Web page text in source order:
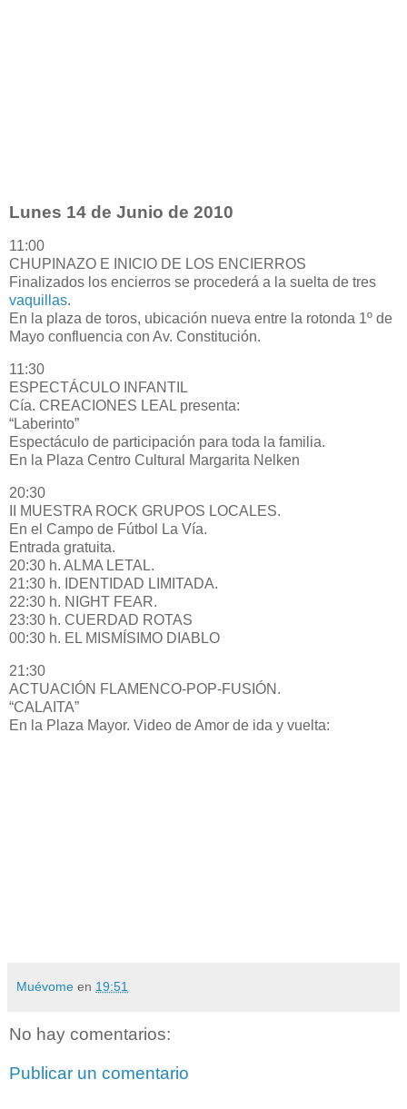
Lunes 14 de Junio de 2010
11:00
CHUPINAZO E INICIO DE LOS ENCIERROS
Finalizados los encierros se procederá a la suelta de tres
vaquillas.
En la plaza de toros, ubicación nueva entre la rotonda 1º de
Mayo confluencia con Av. Constitución.
11:30
ESPECTÁCULO INFANTIL
Cía. CREACIONES LEAL presenta:
“Laberinto”
Espectáculo de participación para toda la familia.
En la Plaza Centro Cultural Margarita Nelken
20:30
II MUESTRA ROCK GRUPOS LOCALES.
En el Campo de Fútbol La Vía.
Entrada gratuita.
20:30 h. ALMA LETAL.
21:30 h. IDENTIDAD LIMITADA.
22:30 h. NIGHT FEAR.
23:30 h. CUERDAD ROTAS
00:30 h. EL MISMÍSIMO DIABLO
21:30
ACTUACIÓN FLAMENCO-POP-FUSIÓN.
“CALAITA”
En la Plaza Mayor. Video de Amor de ida y vuelta:
Muévome en 19:51
No hay comentarios:
Publicar un comentario